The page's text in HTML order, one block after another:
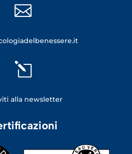

l
alla newsletter